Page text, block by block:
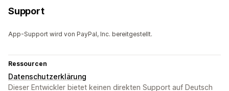
Support
App-Support wird von PayPal, Inc. bereitgestellt.
Ressourcen
Datenschutzerklärung
Dieser Entwickler bietet keinen direkten Support auf Deutsch